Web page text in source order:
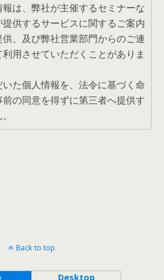
報は、弊社が主催するセミナーな
供するサービスに関するご案内
、及び弊社営業部門からのご連
用させていただくことがありま
た個人情報を、法令に基づく命
の同意を得ずに第三者へ提供す
Back to top
Desktop